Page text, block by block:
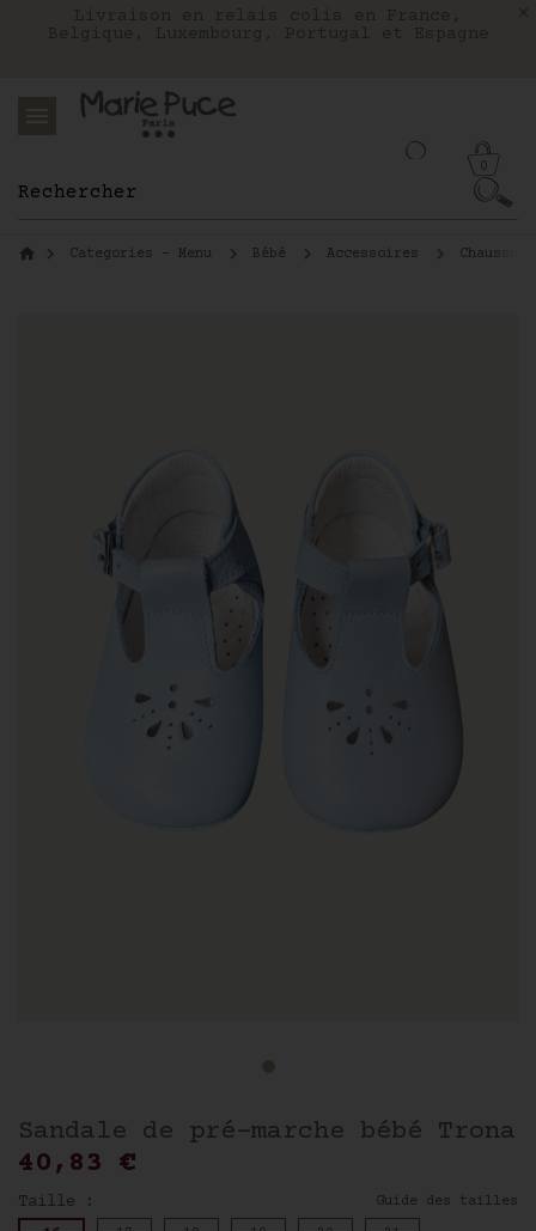
0
Categories - Menu Bébé Accessoires
Sandale de pré-marche bébé Trona
40,83 €
Taille : Guide des tailles